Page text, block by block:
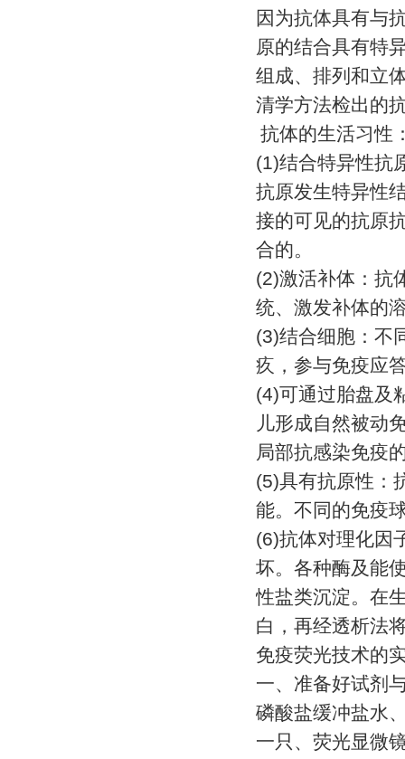
因为抗体具有与
原的结合具有特
组成、排列和立
清学方法检出的
抗体的生活习性
(1)结合特异性抗
抗原发生特异性
接的可见的抗原
合的。
(2)激活补体：抗
统、激发补体的
(3)结合细胞：不
疚，参与免疫应
(4)可通过胎盘及
儿形成自然被动
局部抗感染免疫
(5)具有抗原性：
能。不同的免疫
(6)抗体对理化因
坏。各种酶及能
性盐类沉淀。在
白，再经透析法
免疫荧光技术的
一、准备好试剂
磷酸盐缓冲盐水
一只、荧光显微